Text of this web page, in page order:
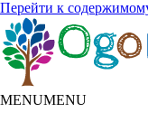
Перейти к
MENUMENU